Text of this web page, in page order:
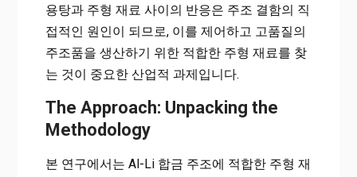
용탕과 주형 재료 사이의 반응은 주조 결함의 직
접적인 원인이 되므로, 이를 제어하고 고품질의
주조품을 생산하기 위한 적합한 주형 재료를 찾
는 것이 중요한 산업적 과제입니다.
The Approach: Unpacking the
Methodology
본 연구에서는 Al-Li 합금 주조에 적합한 주형 재